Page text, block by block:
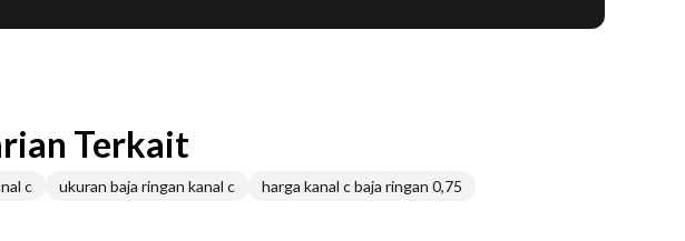
Terkait
c ukuran baja ringan kanal c harga kanal c baja ringan 0,75